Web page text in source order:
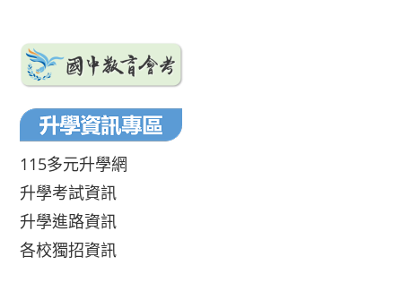
115多元升學網
升學考試資訊
升學進路資訊
各校獨招資訊